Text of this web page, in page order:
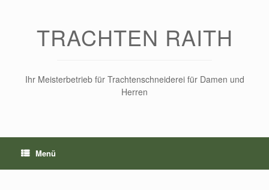
TRACHTEN RAITH
Ihr Meisterbetrieb für Trachtenschneiderei für Damen und
Herren
Menü